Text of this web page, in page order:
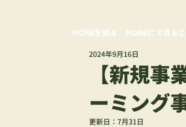
HONEを知る HONEにできる
【新規
ーミング
2024年9月16日
更新日： 7月31日